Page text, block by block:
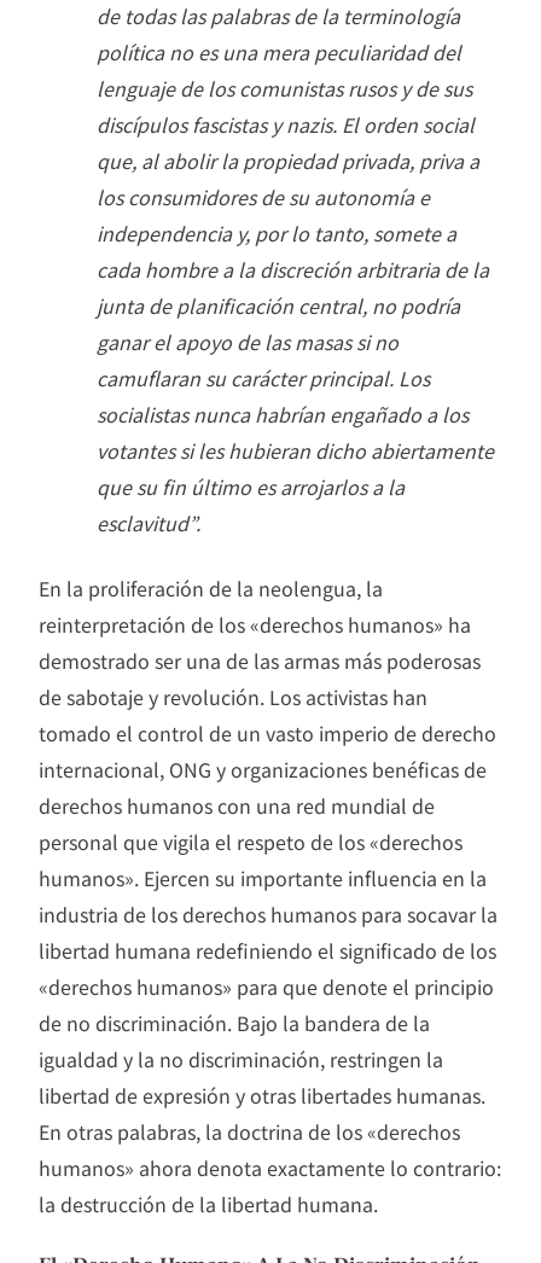
de todas las palabras de la terminología
política no es una mera peculiaridad del
lenguaje de los comunistas rusos y de sus
discípulos fascistas y nazis. El orden social
que, al abolir la propiedad privada, priva a
los consumidores de su autonomía e
independencia y, por lo tanto, somete a
cada hombre a la discreción arbitraria de la
junta de planificación central, no podría
ganar el apoyo de las masas si no
camuflaran su carácter principal. Los
socialistas nunca habrían engañado a los
votantes si les hubieran dicho abiertamente
que su fin último es arrojarlos a la
esclavitud”.
En la proliferación de la neolengua, la
reinterpretación de los «derechos humanos» ha
demostrado ser una de las armas más poderosas
de sabotaje y revolución. Los activistas han
tomado el control de un vasto imperio de derecho
internacional, ONG y organizaciones benéficas de
derechos humanos con una red mundial de
personal que vigila el respeto de los «derechos
humanos». Ejercen su importante influencia en la
industria de los derechos humanos para socavar la
libertad humana redefiniendo el significado de los
«derechos humanos» para que denote el principio
de no discriminación. Bajo la bandera de la
igualdad y la no discriminación, restringen la
libertad de expresión y otras libertades humanas.
En otras palabras, la doctrina de los «derechos
humanos» ahora denota exactamente lo contrario:
la destrucción de la libertad humana.